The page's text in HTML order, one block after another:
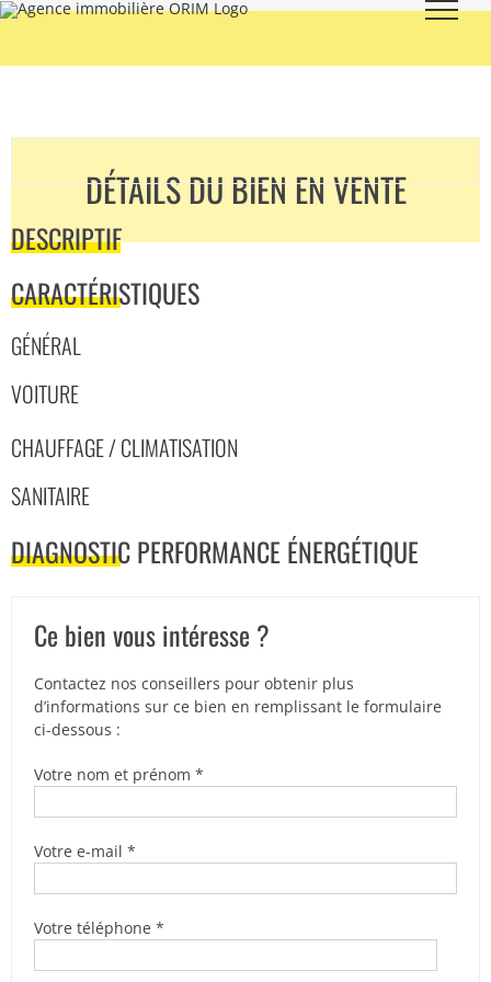
Skip
DÉTAILS DU BIEN EN VENTE
DESCRIPTIF
CARACTÉRISTIQUES
GÉNÉRAL
VOITURE
CHAUFFAGE / CLIMATISATION
SANITAIRE
DIAGNOSTIC PERFORMANCE ÉNERGÉTIQUE
Ce bien vous intéresse ?
Contactez nos conseillers pour obtenir plus
d’informations sur ce bien en remplissant le formulaire
ci-dessous :
Votre nom et prénom *
Votre e-mail *
Votre téléphone *